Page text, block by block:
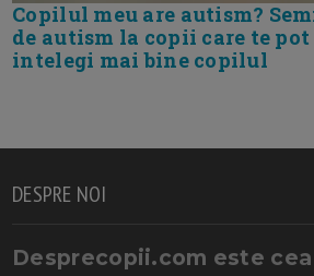
Copilul meu are autism?
de autism la copii care te
intelegi mai bine copilul
DESPRE NOI
Desprecopii.com este